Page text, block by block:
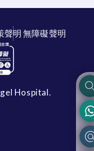
聲明無障礙聲明
Hospital.